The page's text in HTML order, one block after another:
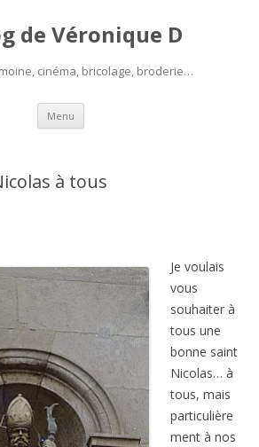
de Véronique D
cinéma, bricolage, broderie…
Menu Aller
contenu
à tous
Je voulais
vous
souhaiter à
tous une
bonne saint
Nicolas… à
tous, mais
particulière
ment à nos